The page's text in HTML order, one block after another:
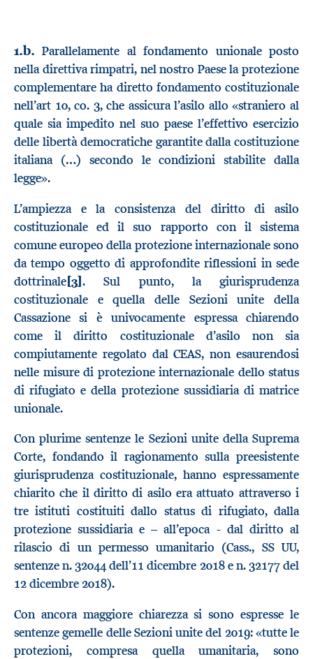
1.b. Parallelamente al fondamento unionale posto
nella direttiva rimpatri, nel nostro Paese la protezione
complementare ha diretto fondamento costituzionale
nell’art 10, co. 3, che assicura l’asilo allo «straniero al
quale sia impedito nel suo paese l’effettivo esercizio
delle libertà democratiche garantite dalla costituzione
italiana (…) secondo le condizioni stabilite dalla
legge».
L’ampiezza e la consistenza del diritto di asilo
costituzionale ed il suo rapporto con il sistema
comune europeo della protezione internazionale sono
da tempo oggetto di approfondite riflessioni in sede
dottrinale[3]. Sul punto, la giurisprudenza
costituzionale e quella delle Sezioni unite della
Cassazione si è univocamente espressa chiarendo
come il diritto costituzionale d’asilo non sia
compiutamente regolato dal CEAS, non esaurendosi
nelle misure di protezione internazionale dello status
di rifugiato e della protezione sussidiaria di matrice
unionale.
Con plurime sentenze le Sezioni unite della Suprema
Corte, fondando il ragionamento sulla preesistente
giurisprudenza costituzionale, hanno espressamente
chiarito che il diritto di asilo era attuato attraverso i
tre istituti costituiti dallo status di rifugiato, dalla
protezione sussidiaria e – all’epoca - dal diritto al
rilascio di un permesso umanitario (Cass., SS UU,
sentenze n. 32044 dell’11 dicembre 2018 e n. 32177 del
12 dicembre 2018).
Con ancora maggiore chiarezza si sono espresse le
sentenze gemelle delle Sezioni unite del 2019: «tutte le
protezioni, compresa quella umanitaria, sono